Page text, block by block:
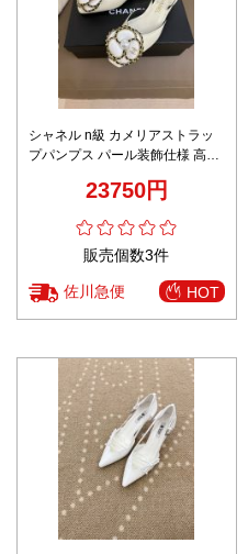
シャネル n級 カメリアストラッ
プパンプス パール装飾仕様 高品
23750円
販売個数3件
佐川急便 HOT